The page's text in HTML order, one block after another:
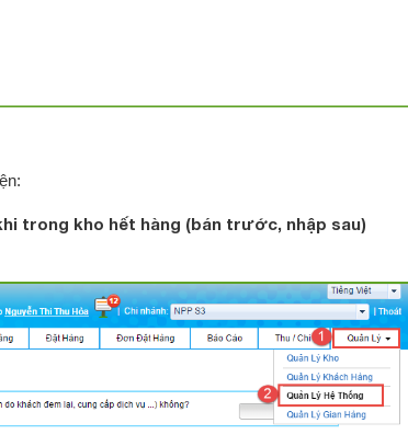
trong kho hết hàng (bán trước, nhập sau)